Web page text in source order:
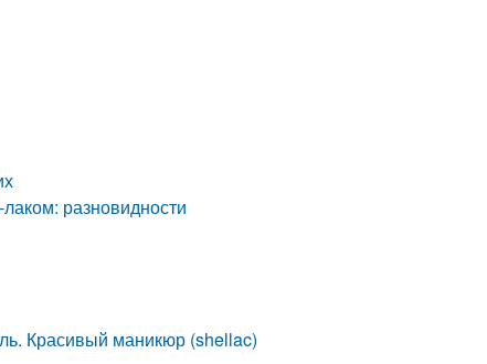
разновидности
Красивый маникюр (shellac)